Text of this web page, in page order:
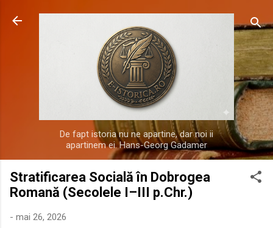
Treceți la conținutul principal
De fapt istoria nu ne apartine, dar noi ii
apartinem ei. Hans-Georg Gadamer
Stratificarea Socială în Dobrogea
Romană (Secolele I–III p.Chr.)
- mai 26, 2026